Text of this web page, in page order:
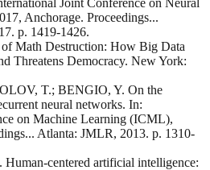
Joint Conference on Neural
Anchorage. Proceedings...
p. 1419-1426.
Math Destruction: How Big Data
Threatens Democracy. New York:
T.; BENGIO, Y. On the
neural networks. In:
on Machine Learning (ICML),
Atlanta: JMLR, 2013. p. 1310-
centered artificial intelligence: